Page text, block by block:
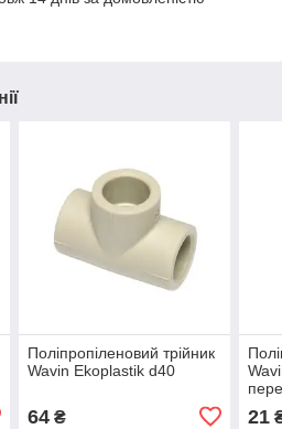
Поліпропіленовий трійник
Wavin Ekoplastik d40
64₴ 21